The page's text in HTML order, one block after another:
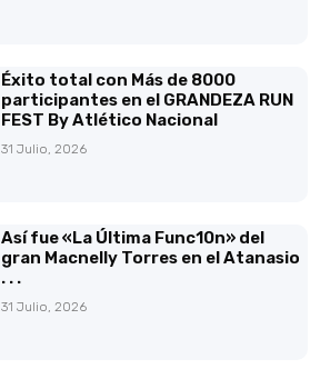
Éxito total con Más de 8000
participantes en el GRANDEZA RUN
FEST By Atlético Nacional
31 Julio, 2026
Así fue «La Última Func10n» del
gran Macnelly Torres en el Atanasio
. . .
31 Julio, 2026